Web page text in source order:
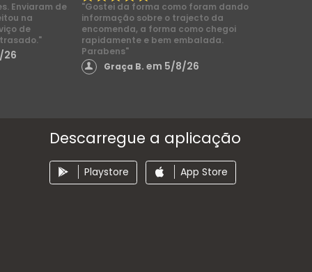
Enviaram de
na
de
26
"Gostei da forma como foram dando
informação sobre o trajecto da
encomenda, a forma como chegoi
rapidamente e bem embalada.
Parabens"
Graça B. em 5/8/26
Descarregue a aplicação
Playstore App Store